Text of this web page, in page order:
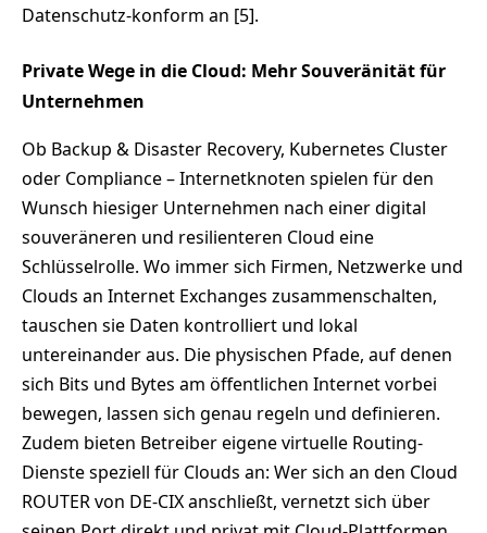
Datenschutz-konform an [5].
Private Wege in die Cloud: Mehr Souveränität für
Unternehmen
Ob Backup & Disaster Recovery, Kubernetes Cluster
oder Compliance – Internetknoten spielen für den
Wunsch hiesiger Unternehmen nach einer digital
souveräneren und resilienteren Cloud eine
Schlüsselrolle. Wo immer sich Firmen, Netzwerke und
Clouds an Internet Exchanges zusammenschalten,
tauschen sie Daten kontrolliert und lokal
untereinander aus. Die physischen Pfade, auf denen
sich Bits und Bytes am öffentlichen Internet vorbei
bewegen, lassen sich genau regeln und definieren.
Zudem bieten Betreiber eigene virtuelle Routing-
Dienste speziell für Clouds an: Wer sich an den Cloud
ROUTER von DE-CIX anschließt, vernetzt sich über